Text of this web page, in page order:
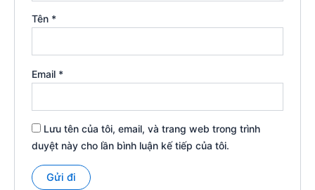
Tên *
Email *
Lưu tên của tôi, email, và trang web trong trình
duyệt này cho lần bình luận kế tiếp của tôi.